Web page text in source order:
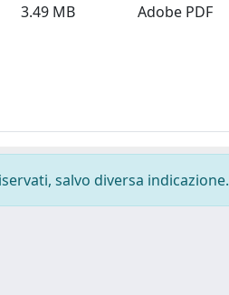
3.49 MB Adobe PDF
salvo diversa indicazione.